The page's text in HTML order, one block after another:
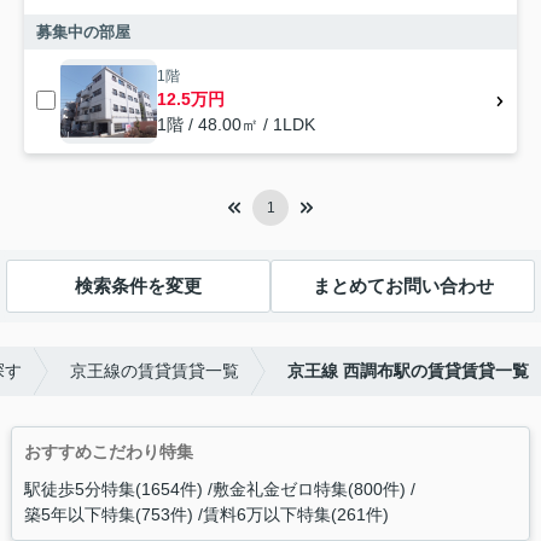
募集中の部屋
1階
12.5万円
1階 / 48.00㎡ / 1LDK
1
検索条件を変更 まとめてお問い合わせ
す 京王線の賃貸賃貸一覧 京王線 西調布駅の賃貸賃貸一覧
おすすめこだわり特集
駅徒歩5分特集(1654件) 敷金礼金ゼロ特集(800件)
築5年以下特集(753件) 賃料6万以下特集(261件)